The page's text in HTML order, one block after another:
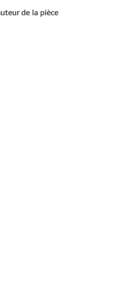
de la pièce